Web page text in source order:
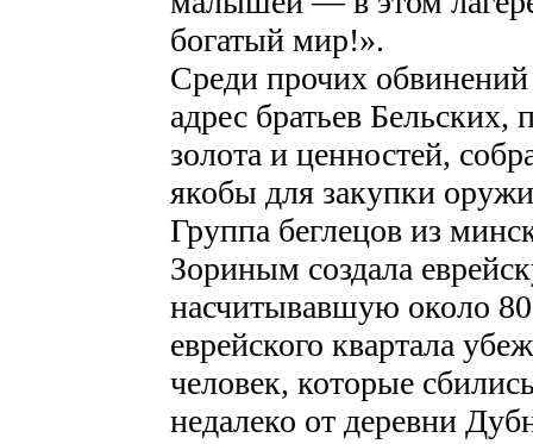
богатый мир!».
Среди прочих
адрес братьев
золота и ценностей,
якобы для закупки
Группа беглецов из
Зориным создала
насчитывавшую около
еврейского квартала
человек, которые
недалеко от деревни